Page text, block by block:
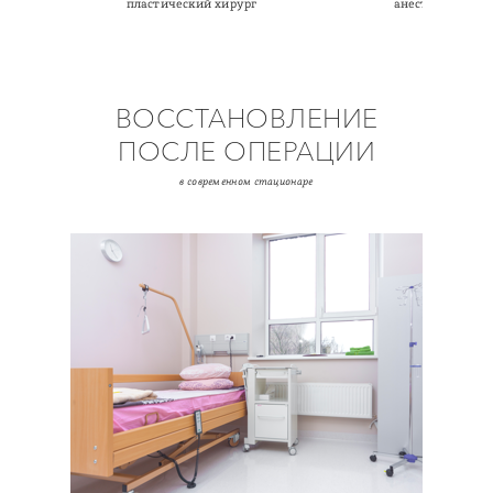
пластический хирург анестезиолог
ВОССТАНОВЛЕНИЕ
ПОСЛЕ ОПЕРАЦИИ
в современном стационаре